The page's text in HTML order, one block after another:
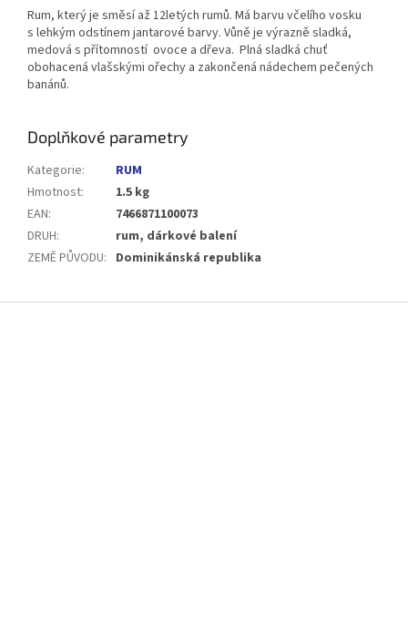
Rum, který je směsí až 12letých rumů. Má barvu včelího vosku
s lehkým odstínem jantarové barvy. Vůně je výrazně sladká,
medová s přítomností ovoce a dřeva. Plná sladká chuť
obohacená vlašskými ořechy a zakončená nádechem pečených
banánů.
Doplňkové parametry
Kategorie:
RUM
Hmotnost:
1.5 kg
EAN:
7466871100073
DRUH:
rum, dárkové balení
ZEMĚ PŮVODU: Dominikánská republika